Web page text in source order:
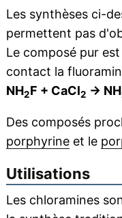
Les synthèses ci-
permettent pas
Le composé pur
contact la
NH2F + CaCl2 → NH
Des composés
porphyrineet le
Utilisations
Les chloramines